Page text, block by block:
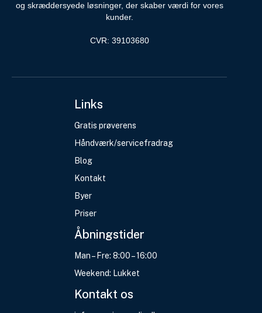
og skræddersyede løsninger, der skaber værdi for vores
kunder.
CVR: 39103680
Links
Gratis prøverens
Håndværk/servicefradrag
Blog
Kontakt
Byer
Priser
Åbningstider
Man – Fre: 8:00 – 16:00
Weekend: Lukket
Kontakt os